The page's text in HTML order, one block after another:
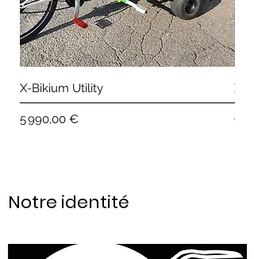
X-Bikium Utility
Prix
5 990,00 €
X-
Prix
9
Notre identité